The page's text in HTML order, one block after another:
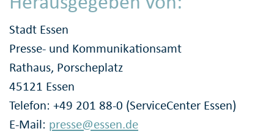
Stadt Essen
Presse- und Kommunikationsamt
Rathaus, Porscheplatz
45121 Essen
Telefon: +49 201 88-0 (ServiceCenter Essen)
E-Mail: presse@essen.de